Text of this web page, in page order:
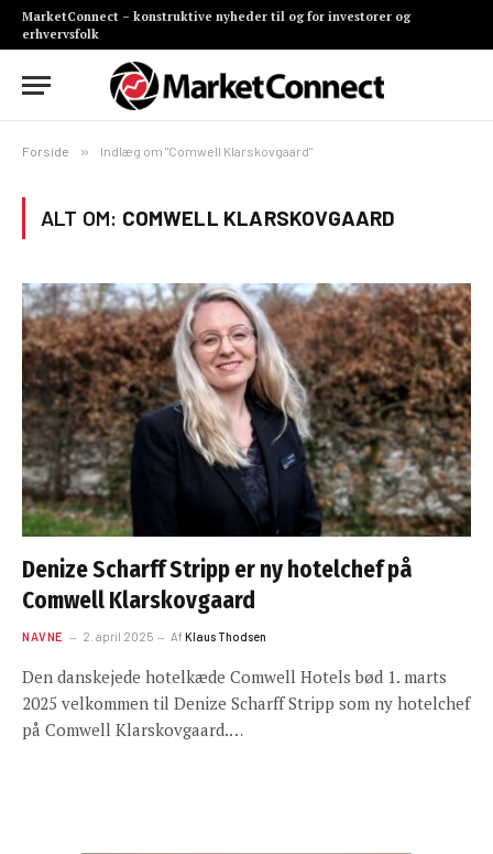
MarketConnect – konstruktive nyheder til og for investorer og
erhvervsfolk
Forside » Indlæg om "Comwell Klarskovgaard"
ALT OM: COMWELL KLARSKOVGAARD
Denize Scharff Stripp er ny hotelchef på
Comwell Klarskovgaard
NAVNE 2. april 2025 AfKlaus Thodsen
Den danskejede hotelkæde Comwell Hotels bød 1. marts
2025 velkommen til Denize Scharff Stripp som ny hotelchef
på Comwell Klarskovgaard.…